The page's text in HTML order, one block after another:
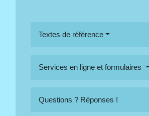
Textes de référence
Services en ligne et formulaires
Questions ? Réponses !